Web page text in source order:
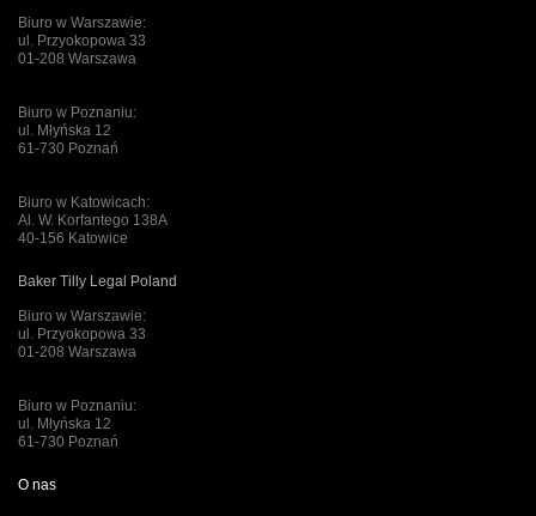
Biuro w Warszawie:
ul. Przyokopowa 33
01-208 Warszawa
Biuro w Poznaniu:
ul. Młyńska 12
61-730 Poznań
Biuro w Katowicach:
Al. W. Korfantego 138A
40-156 Katowice
Baker Tilly Legal Poland
Biuro w Warszawie:
ul. Przyokopowa 33
01-208 Warszawa
Biuro w Poznaniu:
ul. Młyńska 12
61-730 Poznań
O nas